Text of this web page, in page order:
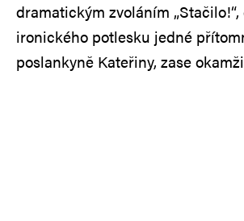
dramatickým zvoláním „Stačilo!“,
ironického potlesku jedné
poslankyně Kateřiny, zase